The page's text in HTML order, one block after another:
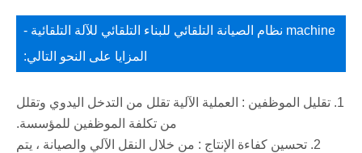
machine نظام الصيانة التلقائي للبناء التلقائي للآلة التلقائية -
المزايا على النحو التالي:
1. تقليل الموظفين ‌: العملية الآلية تقلل من التدخل اليدوي وتقلل
من تكلفة الموظفين للمؤسسة.
‌2. تحسين كفاءة الإنتاج ‌: من خلال النقل الآلي والصيانة ، يتم